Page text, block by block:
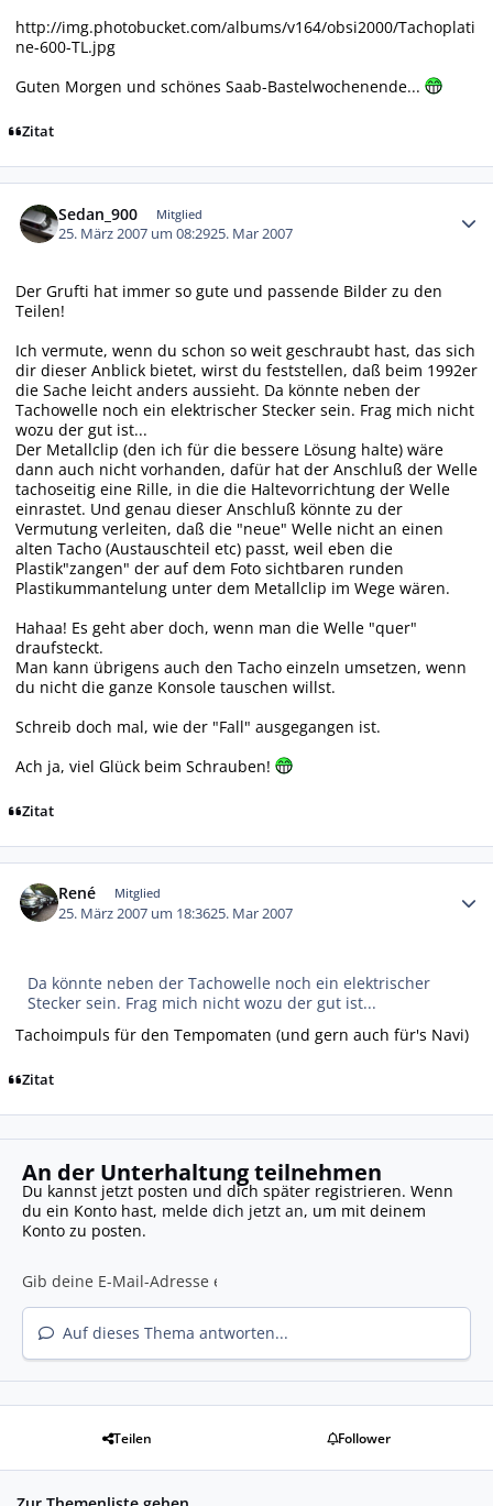
http://img.photobucket.com/albums/v164/obsi2000/Tachoplati
ne-600-TL.jpg
Guten Morgen und schönes Saab-Bastelwochenende...
Zitat
Sedan_900 Mitglied
25. März 2007 um 08:2925. Mar 2007
Der Grufti hat immer so gute und passende Bilder zu den
Teilen!
Ich vermute, wenn du schon so weit geschraubt hast, das sich
dir dieser Anblick bietet, wirst du feststellen, daß beim 1992er
die Sache leicht anders aussieht. Da könnte neben der
Tachowelle noch ein elektrischer Stecker sein. Frag mich nicht
wozu der gut ist...
Der Metallclip (den ich für die bessere Lösung halte) wäre
dann auch nicht vorhanden, dafür hat der Anschluß der Welle
tachoseitig eine Rille, in die die Haltevorrichtung der Welle
einrastet. Und genau dieser Anschluß könnte zu der
Vermutung verleiten, daß die "neue" Welle nicht an einen
alten Tacho (Austauschteil etc) passt, weil eben die
Plastik"zangen" der auf dem Foto sichtbaren runden
Plastikummantelung unter dem Metallclip im Wege wären.
Hahaa! Es geht aber doch, wenn man die Welle "quer"
draufsteckt.
Man kann übrigens auch den Tacho einzeln umsetzen, wenn
du nicht die ganze Konsole tauschen willst.
Schreib doch mal, wie der "Fall" ausgegangen ist.
Ach ja, viel Glück beim Schrauben!
Zitat
René Mitglied
25. März 2007 um 18:3625. Mar 2007
Da könnte neben der Tachowelle noch ein elektrischer
Stecker sein. Frag mich nicht wozu der gut ist...
Tachoimpuls für den Tempomaten (und gern auch für's Navi)
Zitat
An der Unterhaltung teilnehmen
Du kannst jetzt posten und dich später registrieren. Wenn
du ein Konto hast, melde dich jetzt an, um mit deinem
Konto zu posten.
Auf dieses Thema antworten...
Teilen Follower